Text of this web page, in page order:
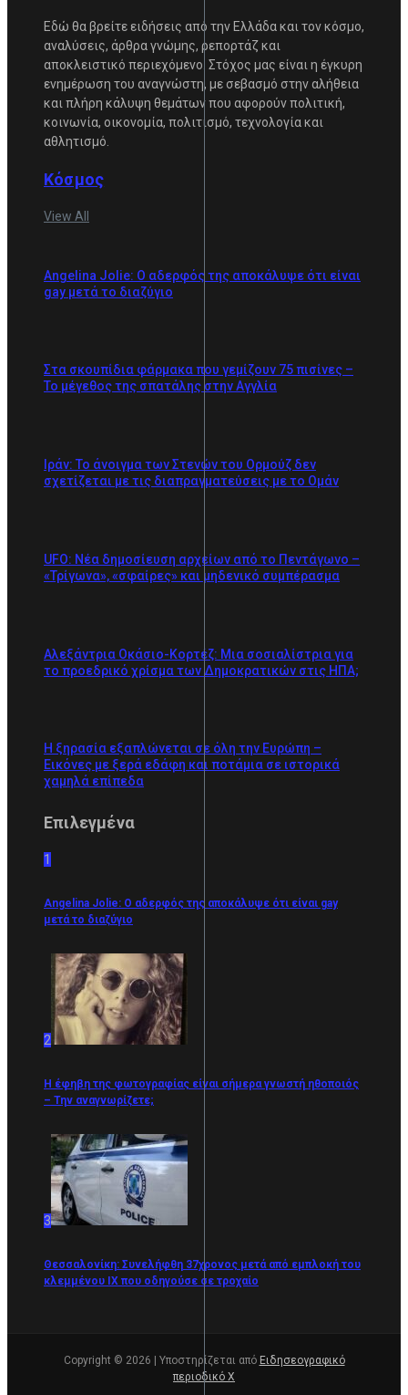
Εδώ θα βρείτε ειδήσεις από την Ελλάδα και τον κόσμο,
αναλύσεις, άρθρα γνώμης, ρεπορτάζ και
αποκλειστικό περιεχόμενο. Στόχος μας είναι η έγκυρη
ενημέρωση του αναγνώστη, με σεβασμό στην αλήθεια
και πλήρη κάλυψη θεμάτων που αφορούν πολιτική,
κοινωνία, οικονομία, πολιτισμό, τεχνολογία και
αθλητισμό.
Κόσμος
View All
Angelina Jolie: Ο αδερφός της αποκάλυψε ότι είναι
gay μετά το διαζύγιο
Στα σκουπίδια φάρμακα που γεμίζουν 75 πισίνες –
Το μέγεθος της σπατάλης στην Αγγλία
Ιράν: Το άνοιγμα των Στενών του Ορμούζ δεν
σχετίζεται με τις διαπραγματεύσεις με το Ομάν
UFO: Νέα δημοσίευση αρχείων από το Πεντάγωνο –
«Τρίγωνα», «σφαίρες» και μηδενικό συμπέρασμα
Αλεξάντρια Οκάσιο-Κορτέζ: Μια σοσιαλίστρια για
το προεδρικό χρίσμα των Δημοκρατικών στις ΗΠΑ;
Η ξηρασία εξαπλώνεται σε όλη την Ευρώπη –
Εικόνες με ξερά εδάφη και ποτάμια σε ιστορικά
χαμηλά επίπεδα
Επιλεγμένα
1
Angelina Jolie: Ο αδερφός της αποκάλυψε ότι είναι gay
μετά το διαζύγιο
2
Η έφηβη της φωτογραφίας είναι σήμερα γνωστή ηθοποιός
– Την αναγνωρίζετε;
3
Θεσσαλονίκη: Συνελήφθη 37χρονος μετά από εμπλοκή του
κλεμμένου ΙΧ που οδηγούσε σε τροχαίο
Copyright © 2026 | Υποστηρίζεται από Ειδησεογραφικό
περιοδικό Χ